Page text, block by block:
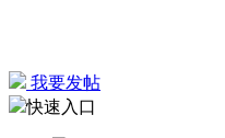
我要发帖
快速入口